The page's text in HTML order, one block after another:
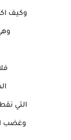
وكيف
التي
وغضب